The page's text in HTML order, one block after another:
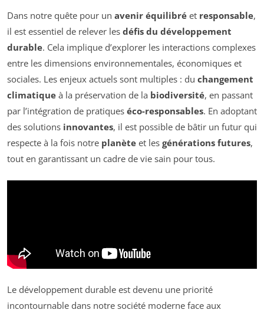
Dans notre quête pour un avenir équilibré et responsable,
il est essentiel de relever les défis du développement
durable. Cela implique d’explorer les interactions complexes
entre les dimensions environnementales, économiques et
sociales. Les enjeux actuels sont multiples : du changement
climatique à la préservation de la biodiversité, en passant
par l’intégration de pratiques éco-responsables. En adoptant
des solutions innovantes, il est possible de bâtir un futur qui
respecte à la fois notre planète et les générations futures,
tout en garantissant un cadre de vie sain pour tous.
Le développement durable est devenu une priorité
incontournable dans notre société moderne face aux